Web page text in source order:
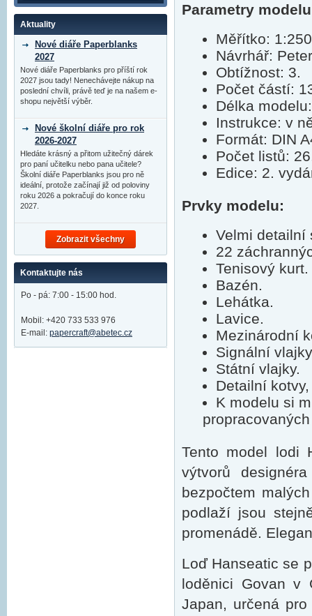
Parametry
Měřítko:
Návrhář:
Obtížnost: 3.
Počet částí:
Délka
Instrukce: v
Formát: DIN
Počet listů:
Edice: 2.
Prvky modelu:
Velmi detailní
22
Tenisový kurt.
Bazén.
Lehátka.
Lavice.
Mezinárodní
Signální
Státní vlajky.
Detailní
K modelu si
Tento model lodi
výtvorů
bezpočtem
podlaží jsou
promenádě.
Loď Hanseatic se
loděnici Govan v
Japan, určená
Aktuality
Nové diáře Paperblanks
2027
Nové diáře Paperblanks pro příští rok
2027 jsou tady! Nenechávejte nákup na
poslední chvíli, právě teď je na našem e-
shopu největší výběr.
Nové školní diáře pro rok
2026-2027
Hledáte krásný a přitom užitečný dárek
pro paní učitelku nebo pana učitele?
Školní diáře Paperblanks jsou pro ně
ideální, protože začínají již od poloviny
roku 2026 a pokračují do konce roku
2027.
Zobrazit všechny
Kontaktujte nás
Po - pá: 7:00 - 15:00 hod.
Mobil: +420 733 533 976
E-mail: papercraft@abetec.cz